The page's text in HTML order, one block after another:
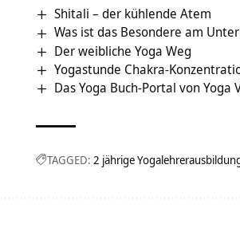
Shitali – der kühlende Atem
Was ist das Besondere am
Der weibliche Yoga Weg
Yogastunde Chakra-
Das Yoga Buch-Portal von Yoga
TAGGED: 2 jährige